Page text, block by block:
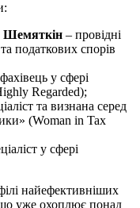
Шемяткін – провідні
податкових спорів
у сфері
Regarded);
та визнана серед
(Woman in Tax
у сфері
найефективніших
що уже охоплює понад